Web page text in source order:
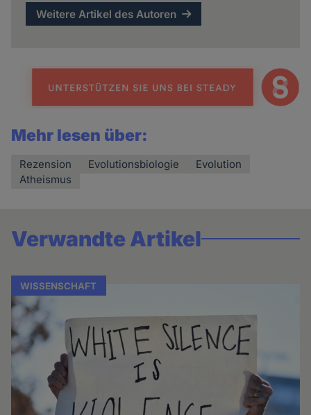
Weitere Artikel des Autoren
Mehr lesen über:
Rezension Evolutionsbiologie
Evolution
Atheismus
Verwandte Artikel
WISSENSCHAFT